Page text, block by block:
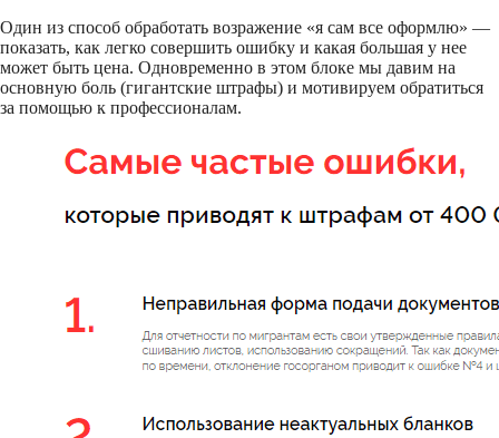
Один из способ обработать возражение «я сам все оформлю» —
показать, как легко совершить ошибку и какая большая у нее
может быть цена. Одновременно в этом блоке мы давим на
основную боль (гигантские штрафы) и мотивируем обратиться
за помощью к профессионалам.